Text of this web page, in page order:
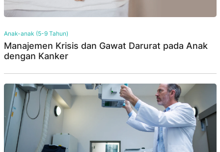
Anak-anak (5-9 Tahun)
Manajemen Krisis dan Gawat Darurat pada Anak
dengan Kanker